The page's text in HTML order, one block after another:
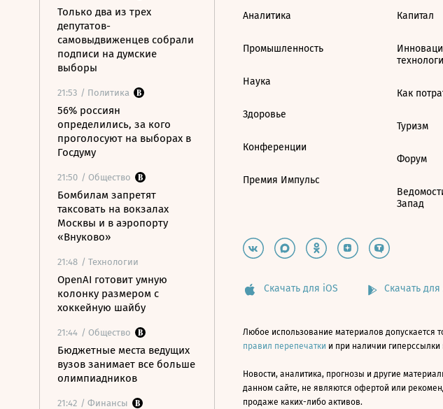
Только два из трех
депутатов-
самовыдвиженцев собрали
подписи на думские
выборы
21:53 / Политика
56% россиян
определились, за кого
проголосуют на выборах в
Госдуму
21:50 / Общество
Бомбилам запретят
таксовать на вокзалах
Москвы и в аэропорту
«Внуково»
21:48 / Технологии
OpenAI готовит умную
колонку размером с
хоккейную шайбу
21:44 / Общество
Бюджетные места ведущих
вузов занимает все больше
олимпиадников
21:42 / Финансы
Аналитика
Промышленность
Наука
Здоровье
Конференции
Премия Импульс
Капитал
Как
Туризм
Форум
Запад
Скачать для iOS Скачать для
Любое использование материалов допускается
правил перепечатки и при наличии
Новости, аналитика, прогнозы и другие
данном сайте, не являются офертой или
продаже каких-либо активов.